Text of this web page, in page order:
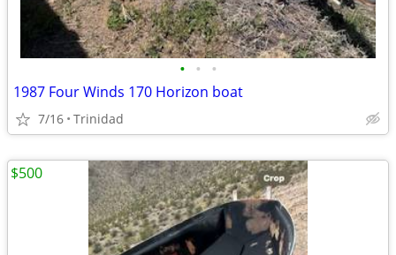
• • •
1987 Four Winds 170 Horizon boat
7/16 Trinidad
$500